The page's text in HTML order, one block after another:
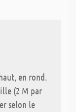
en rond.
(2 M par
selon le